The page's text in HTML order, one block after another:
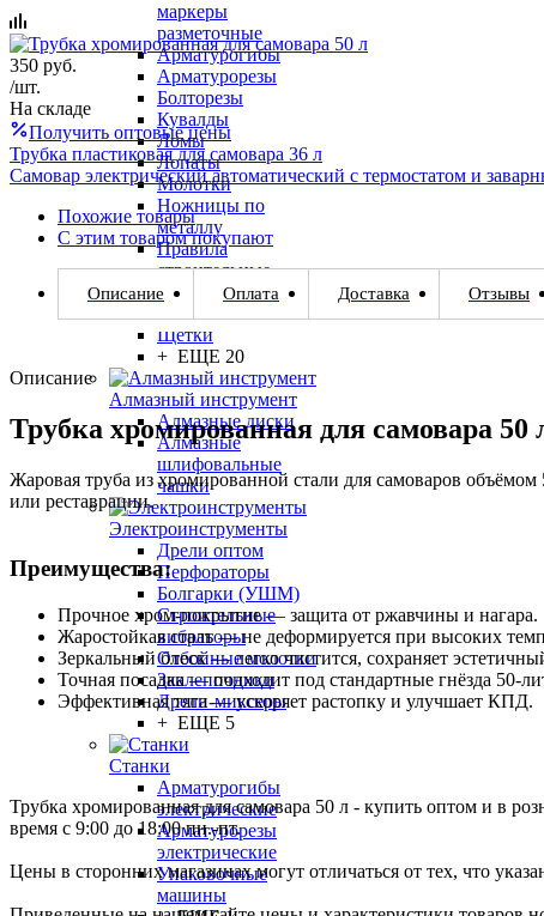
маркеры
разметочные
Арматурогибы
Арматурорезы
Болторезы
Кувалды
Ломы
Лопаты
Молотки
Ножницы по
металлу
Правила
строительные
Крючки для вязки
Щетки
+ ЕЩЕ 20
Алмазный инструмент
Алмазные диски
Алмазные
шлифовальные
чашки
Электроинструменты
Дрели оптом
Перфораторы
Болгарки (УШМ)
Строительные
вибраторы
Отбойные молотки
Заклепочники
Дрели-миксеры
+ ЕЩЕ 5
Станки
Арматурогибы
электрические
Арматурорезы
электрические
Упаковочные
машины
350 руб.
/шт.
На складе
Получить оптовые цены
Трубка пластиковая для самовара 36 л
Самовар электрический автоматический с термостатом и
Похожие товары
С этим товаром покупают
Описание Оплата Доставка Отзывы
Описание
Трубка хромированная для самовара 50
Жаровая труба из хромированной стали для самоваров
или реставрации.
Преимущества:
Прочное хром-покрытие — защита от ржавчины и нагара.
Жаростойкая сталь — не деформируется при высоких
Зеркальный блеск — легко чистится, сохраняет
Точная посадка — подходит под стандартные гнёзда 50-
Эффективная тяга — ускоряет растопку и улучшает КПД.
Трубка хромированная для самовара 50 л - купить оптом и в
время с 9:00 до 18:00 пн.-пт.
Цены в сторонних магазинах могут отличаться от тех, что